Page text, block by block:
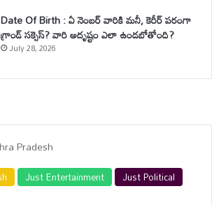
Date Of Birth : ఏ నెంబర్ వారికి మనీ, కెరీర్ పరంగా
గ్రాండ్ సక్సెస్? వారి అదృష్టం ఎలా ఉండబోతోంది?
July 28, 2026